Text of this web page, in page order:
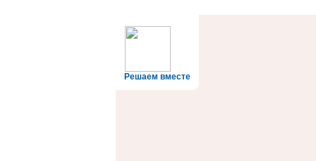
Решаем вместе